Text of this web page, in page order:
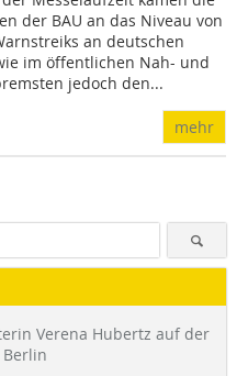
der BAU an das Niveau von
an deutschen
im öffentlichen Nah- und
jedoch den...
mehr
Verena Hubertz auf der